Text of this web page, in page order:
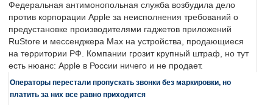
Федеральная антимонопольная служба возбудила дело
против корпорации Apple за неисполнения требований о
предустановке производителями гаджетов приложений
RuStore и мессенджера Max на устройства, продающиеся
на территории РФ. Компании грозит крупный штраф, но тут
есть нюанс: Apple в России ничего и не продает.
Операторы перестали пропускать звонки без маркировки, но
платить за них все равно приходится